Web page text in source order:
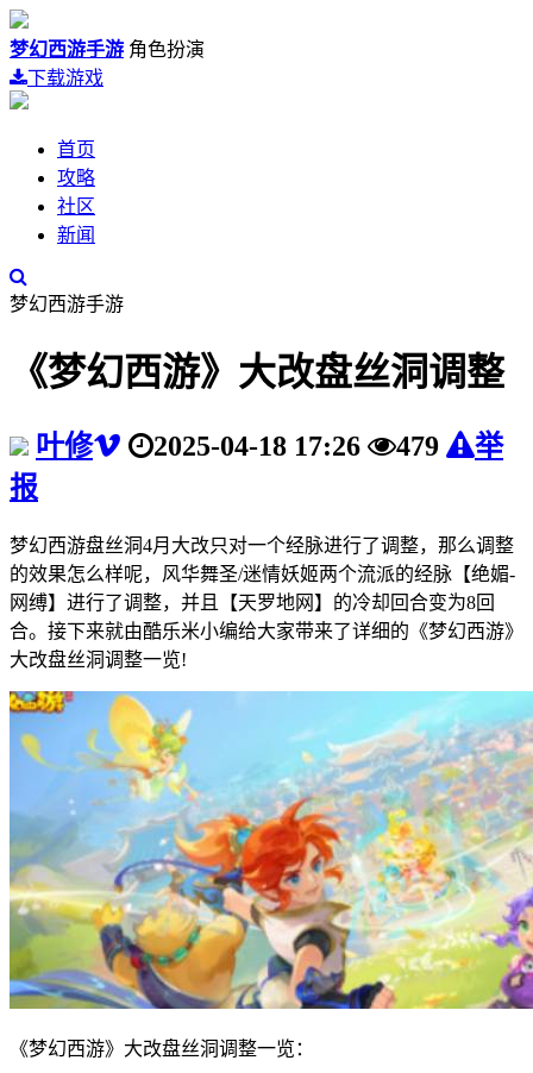
梦幻西游手游 角色扮演
下载游戏
首页
攻略
社区
新闻
梦幻西游手游
《梦幻西游》大改盘丝洞调整
叶修 2025-04-18 17:26 479
举
报
梦幻西游盘丝洞4月大改只对一个经脉进行了调整，那么调整
的效果怎么样呢，风华舞圣/迷情妖姬两个流派的经脉【绝媚-
网缚】进行了调整，并且【天罗地网】的冷却回合变为8回
合。接下来就由酷乐米小编给大家带来了详细的《梦幻西游》
大改盘丝洞调整一览!
《梦幻西游》大改盘丝洞调整一览：